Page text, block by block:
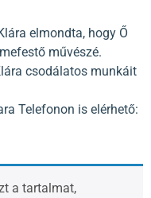
elmondta, hogy Ő
művészé.
csodálatos munkáit
Telefonon is elérhető:
a tartalmat,